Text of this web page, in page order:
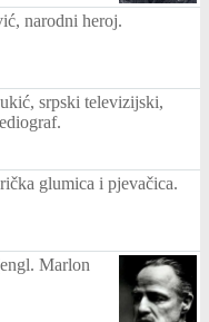
narodni heroj.
srpski televizijski,
glumica i pjevačica.
Marlon